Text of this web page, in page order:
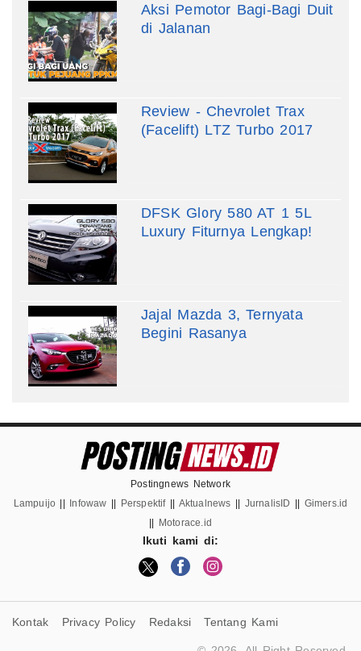
Aksi Pemotor Bagi-Bagi Duit
di Jalanan
Review - Chevrolet Trax
(Facelift) LTZ Turbo 2017
DFSK Glory 580 AT 1 5L
Luxury Fiturnya Lengkap!
Jajal Mazda 3, Ternyata
Begini Rasanya
Postingnews Network
Lampuijo
Infowaw Perspektif|| Aktualnews JurnalisID
Gimers.id
Motorace.id
Ikuti kami di:
Kontak Privacy Policy Redaksi Tentang Kami